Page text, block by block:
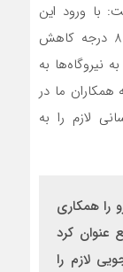
با ورود این
سامانه جدید، در اغلب نقاط کشور دما تا 8 درجه کاهش
به
ما در
لازم را به
را همکاری
عنوان کرد
لازم را